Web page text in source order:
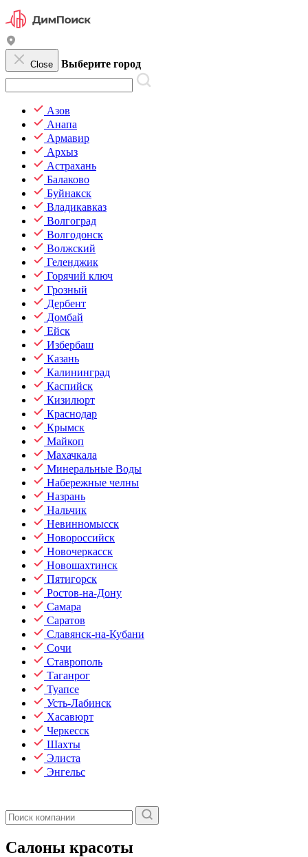
Close Выберите город
Азов
Анапа
Армавир
Архыз
Астрахань
Балаково
Буйнакск
Владикавказ
Волгоград
Волгодонск
Волжский
Геленджик
Горячий ключ
Грозный
Дербент
Домбай
Ейск
Избербаш
Казань
Калининград
Каспийск
Кизилюрт
Краснодар
Крымск
Майкоп
Махачкала
Минеральные Воды
Набережные челны
Назрань
Нальчик
Невинномысск
Новороссийск
Новочеркасск
Новошахтинск
Пятигорск
Ростов-на-Дону
Самара
Саратов
Славянск-на-Кубани
Сочи
Ставрополь
Таганрог
Туапсе
Усть-Лабинск
Хасавюрт
Черкесск
Шахты
Элиста
Энгельс
Салоны красоты